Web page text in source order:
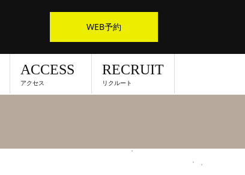
WEB予約
ACCESS
アクセス
RECRUIT
リクルート